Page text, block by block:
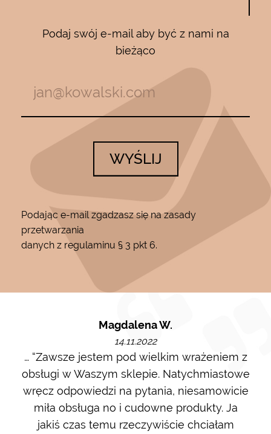
Podaj swój e-mail aby być z nami na
bieżąco
WYŚLIJ
Podając e-mail zgadzasz się na zasady
przetwarzania
danych z regulaminu § 3 pkt 6.
Magdalena W.
14.11.2022
… “Zawsze jestem pod wielkim wrażeniem z
obsługi w Waszym sklepie. Natychmiastowe
wręcz odpowiedzi na pytania, niesamowicie
miła obsługa no i cudowne produkty. Ja
jakiś czas temu rzeczywiście chciałam